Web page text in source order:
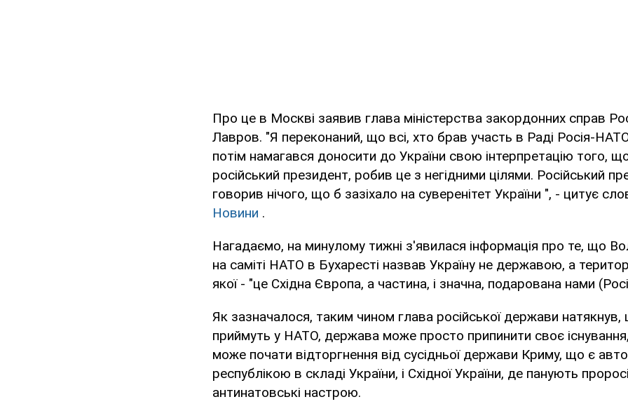
Про це в Москві заявив глава міністерства закордонних справ
Лавров. "Я переконаний, що всі, хто брав участь в Раді Росія-
потім намагався доносити до України свою інтерпретацію того,
російський президент, робив це з негідними цілями. Російський
говорив нічого, що б зазіхало на суверенітет України ", - цитує
Новини .
Нагадаємо, на минулому тижні з'явилася інформація про те, що
на саміті НАТО в Бухаресті назвав Україну не державою, а
якої - "це Східна Європа, а частина, і значна, подарована нами
Як зазначалося, таким чином глава російської держави
приймуть у НАТО, держава може просто припинити своє існування,
може почати відторгнення від сусідньої держави Криму, що є
республікою в складі України, і Східної України, де панують
антинатовські настрою.